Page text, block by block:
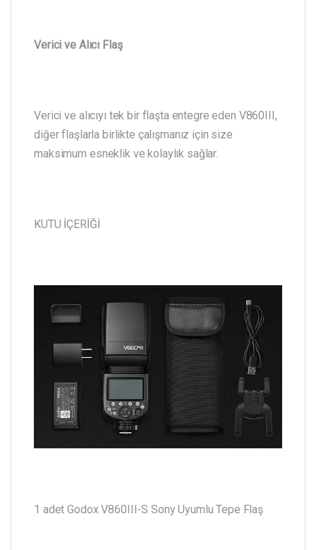
Verici ve Alıcı Flaş
Verici ve alıcıyı tek bir flaşta entegre eden V860III,
diğer flaşlarla birlikte çalışmanız için size
maksimum esneklik ve kolaylık sağlar.
KUTU İÇERİĞİ
1 adet Godox V860III-S Sony Uyumlu Tepe Flaş